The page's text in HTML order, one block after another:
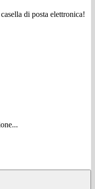
di posta elettronica!